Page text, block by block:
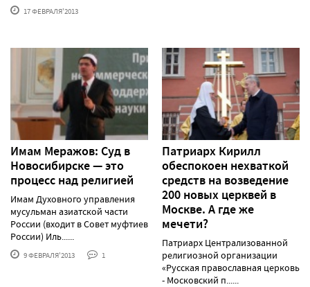
17 ФЕВРАЛЯ'2013
Имам Меражов: Суд в
Новосибирске — это
процесс над религией
Имам Духовного управления
мусульман азиатской части
России (входит в Совет муфтиев
России) Иль......
9 ФЕВРАЛЯ'2013 1
Патриарх Кирилл
обеспокоен нехваткой
средств на возведение
200 новых церквей в
Москве. А где же
мечети?
Патриарх Централизованной
религиозной организации
«Русская православная церковь
- Московский п......